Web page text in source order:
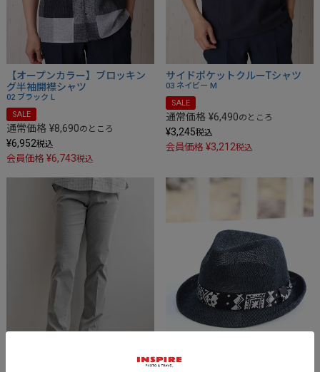
【オープンカラー】ブロッキン
グ半袖開襟シャツ
02 ブラック L
SALE
通常価格 ¥8,690のところ
¥6,952税込
会員価格 ¥6,743税込
サイドポケットクルーTシャツ
03 ネイビー M
SALE
通常価格 ¥6,490のところ
¥3,245税込
会員価格 ¥3,212税込